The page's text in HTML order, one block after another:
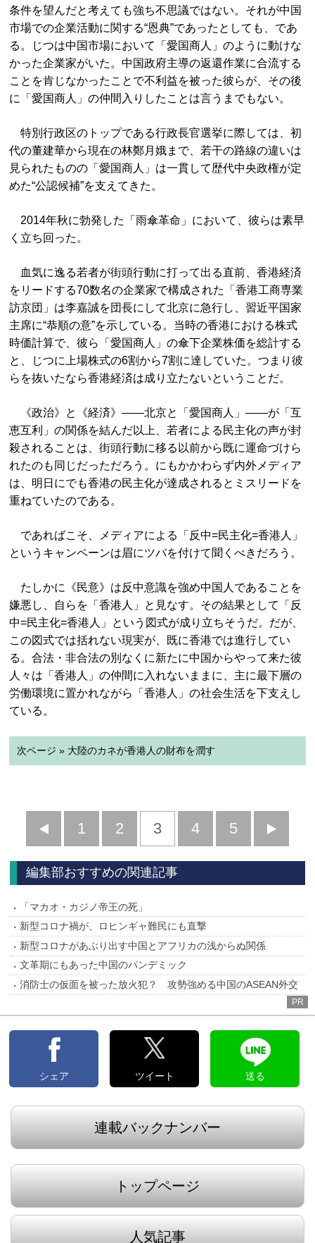
条件を望んだと考えても強ち不思議ではない。それが中国
市場での企業活動に関する“恩典”であったとしても、であ
る。じつは中国市場において「愛国商人」のように動けな
かった企業家がいた。中国政府主導の返還作業に合流する
ことを肯じなかったことで不利益を被った彼らが、その後
に「愛国商人」の仲間入りしたことは言うまでもない。
特別行政区のトップである行政長官選挙に際しては、初
代の董建華から現在の林鄭月娥まで、若干の路線の違いは
見られたものの「愛国商人」は一貫して歴代中央政権が定
めた“公認候補”を支えてきた。
2014年秋に勃発した「雨傘革命」において、彼らは素早
く立ち回った。
血気に逸る若者が街頭行動に打って出る直前、香港経済
をリードする70数名の企業家で構成された「香港工商専業
訪京団」は李嘉誠を団長にして北京に急行し、習近平国家
主席に“恭順の意”を示している。当時の香港における株式
時価計算で、彼ら「愛国商人」の傘下企業株価を総計する
と、じつに上場株式の6割から7割に達していた。つまり彼
らを抜いたなら香港経済は成り立たないということだ。
《政治》と《経済》――北京と「愛国商人」――が「互
恵互利」の関係を結んだ以上、若者による民主化の声が封
殺されることは、街頭行動に移る以前から既に運命づけら
れたのも同じだっただろう。にもかかわらず内外メディア
は、明日にでも香港の民主化が達成されるとミスリードを
重ねていたのである。
であればこそ、メディアによる「反中=民主化=香港人」
というキャンペーンは眉にツバを付けて聞くべきだろう。
たしかに《民意》は反中意識を強め中国人であることを
嫌悪し、自らを「香港人」と見なす。その結果として「反
中=民主化=香港人」という図式が成り立ちそうだ。だが、
この図式では括れない現実が、既に香港では進行してい
る。合法・非合法の別なくに新たに中国からやって来た彼
人々は「香港人」の仲間に入れないままに、主に最下層の
労働環境に置かれながら「香港人」の社会生活を下支えし
ている。
次ページ » 大陸のカネが香港人の財布を潤す
前
へ
1 2 3 4 5
へ
編集部おすすめの関連記事
「マカオ・カジノ帝王の死」
新型コロナ禍が、ロヒンギャ難民にも直撃
新型コロナがあぶり出す中国とアフリカの浅からぬ関係
文革期にもあった中国のパンデミック
消防士の仮面を被った放火犯？ 攻勢強める中国のASEAN外交
PR
シェア ツイート 送る
連載バックナンバー
トップページ
人気記事